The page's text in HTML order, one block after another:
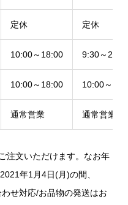
定休 定休
10:00～18:00 9:30～
10:00～18:00 10:00～
通常営業 通常営業
注文いただけます。なお年
年1月4日(月)の間、
せ対応/お品物の発送はお